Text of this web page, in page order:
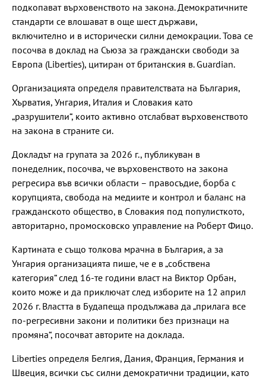
подкопават върховенството на закона. Демократичните
стандарти се влошават в още шест държави,
включително и в исторически силни демокрации. Това се
посочва в доклад на Съюза за граждански свободи за
Европа (Liberties), цитиран от британския в. Guardian.
Организацията определя правителствата на България,
Хърватия, Унгария, Италия и Словакия като
„разрушители“, които активно отслабват върховенството
на закона в страните си.
Докладът на групата за 2026 г., публикуван в
понеделник, посочва, че върховенството на закона
регресира във всички области – правосъдие, борба с
корупцията, свобода на медиите и контрол и баланс на
гражданското общество, в Словакия под популисткото,
авторитарно, промосковско управление на Роберт Фицо.
Картината е също толкова мрачна в България, а за
Унгария организацията пише, че е в „собствена
категория“ след 16-те години власт на Виктор Орбан,
които може и да приключат след изборите на 12 април
2026 г. Властта в Будапеща продължава да „прилага все
по-регресивни закони и политики без признаци на
промяна“, посочват авторите на доклада.
Liberties определя Белгия, Дания, Франция, Германия и
Швеция, всички със силни демократични традиции, като